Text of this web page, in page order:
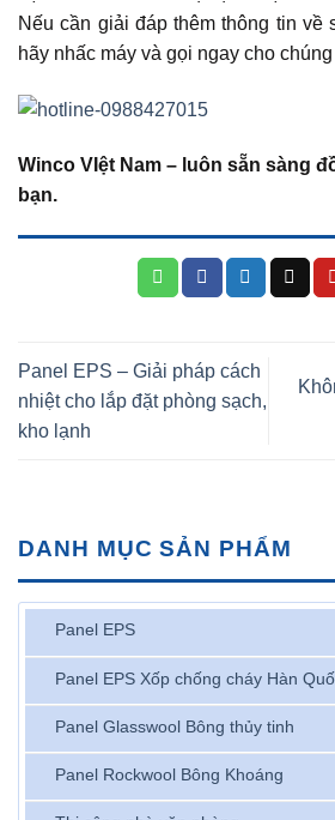
DANH MỤC SẢN PHẨM
Panel EPS
Panel EPS Xốp chống cháy Hàn
Panel Glasswool Bông thủy tinh
Panel Rockwool Bông Khoáng
Nếu cần giải đáp thêm thông tin về
hãy nhấc máy và gọi ngay cho
Winco VIệt Nam – luôn sẵn sàng
bạn.
Panel EPS – Giải pháp cách
nhiệt cho lắp đặt phòng sạch,
kho lạnh